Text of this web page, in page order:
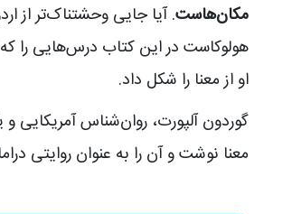
مکان‌هاست. آیا جایی وحشتناک‌تر از
هولوکاست در این کتاب درس‌هایی را
او از معنا را شکل داد.
گوردون آلپورت، روان‌شناس
معنا نوشت و آن را به عنوان روایتی